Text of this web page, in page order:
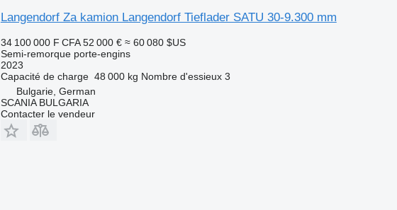
Langendorf Za kamion Langendorf Tieflader SATU 30-9.300 mm
34 100 000 F CFA 52 000 € ≈ 60 080 $US
Semi-remorque porte-engins
2023
Capacité de charge 48 000 kg Nombre d'essieux 3
Bulgarie, German
SCANIA BULGARIA
Contacter le vendeur